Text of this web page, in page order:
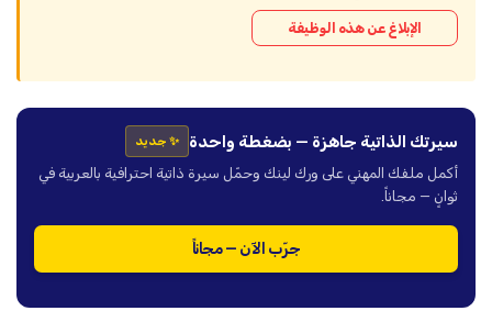
الإبلاغ عن هذه الوظيفة
سيرتك الذاتية جاهزة — بضغطة واحدة ✨ جديد
أكمل ملفك المهني على ورك لينك وحمّل سيرة ذاتية احترافية بالعربية في
ثوانٍ — مجاناً.
جرّب الآن — مجاناً